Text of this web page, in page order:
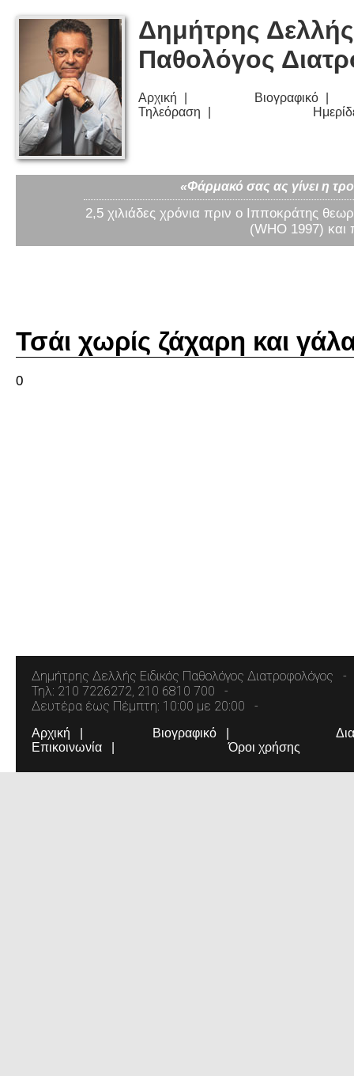
Δημήτρης
Παθολόγος
Αρχική
Βιογραφικό
Τηλεόραση
«Φάρμακό σας ας γίνει η
2,5 χιλιάδες χρόνια πριν ο Ιπποκράτης
(WHO 1997) και
Τσάι χωρίς ζάχαρη και
0
Δημήτρης Δελλής Ειδικός Παθολόγος Διατροφολόγος
Τηλ: 210 7226272, 210 6810 700
Δευτέρα έως Πέμπτη: 10:00 με 20:00
Αρχική Βιογραφικό
Επικοινωνία
Όροι χρήσης